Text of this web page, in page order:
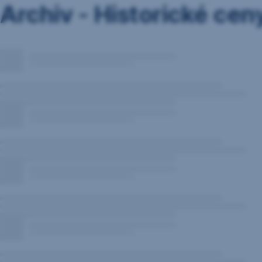
Archiv - Historické